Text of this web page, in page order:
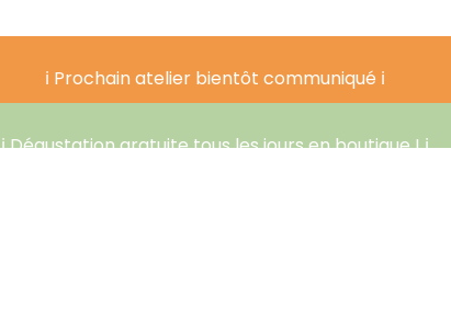
ℹ️ Prochain atelier bientôt communiqué ℹ️
ℹ️ Dégustation gratuite tous les jours en boutique ! ℹ️